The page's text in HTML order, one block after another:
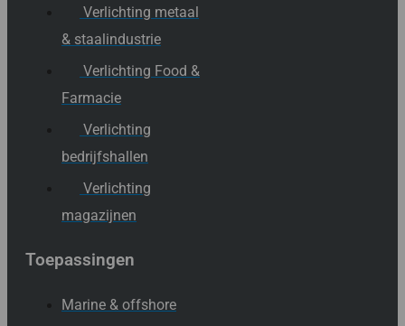
Verlichting metaal
& staalindustrie
Verlichting Food &
Farmacie
Verlichting
bedrijfshallen
Verlichting
magazijnen
Toepassingen
Marine & offshore